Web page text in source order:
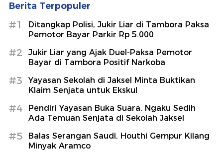
Berita Terpopuler
#1
Ditangkap Polisi, Jukir Liar di Tambora Paksa
Pemotor Bayar Parkir Rp 5.000
#2
Jukir Liar yang Ajak Duel-Paksa Pemotor
Bayar di Tambora Positif Narkoba
#3
Yayasan Sekolah di Jaksel Minta Buktikan
Klaim Senjata untuk Ekskul
#4
Pendiri Yayasan Buka Suara, Ngaku Sedih
Ada Temuan Senjata di Sekolah Jaksel
#5
Balas Serangan Saudi, Houthi Gempur Kilang
Minyak Aramco